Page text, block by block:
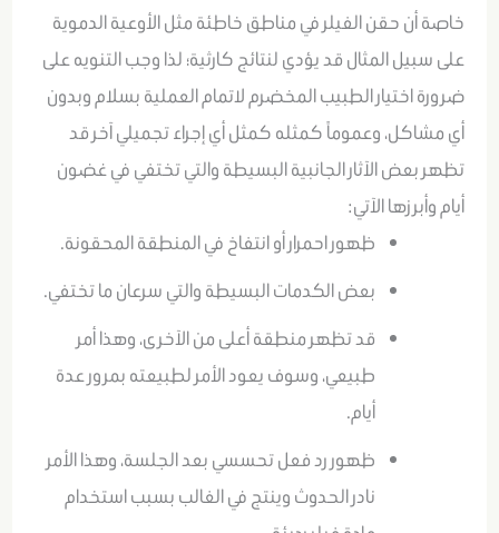
خاصة أن حقن الفيلر في مناطق خاطئة مثل الأوعية الدموية
على سبيل المثال قد يؤدي لنتائج كارثية؛ لذا وجب التنويه على
ضرورة اختيار الطبيب المخضرم لاتمام العملية بسلام وبدون
أي مشاكل، وعموماً كمثله كمثل أي إجراء تجميلي آخر قد
تظهر بعض الآثار الجانبية البسيطة والتي تختفي في غضون
أيام وأبرزها الآتي:
ظهور احمرار أو انتفاخ في المنطقة المحقونة.
بعض الكدمات البسيطة والتي سرعان ما تختفي.
قد تظهر منطقة أعلى من الآخرى، وهذا أمر
طبيعي، وسوف يعود الأمر لطبيعته بمرور عدة
أيام.
ظهور رد فعل تحسسي بعد الجلسة، وهذا الأمر
نادر الحدوث وينتج في الغالب بسبب استخدام